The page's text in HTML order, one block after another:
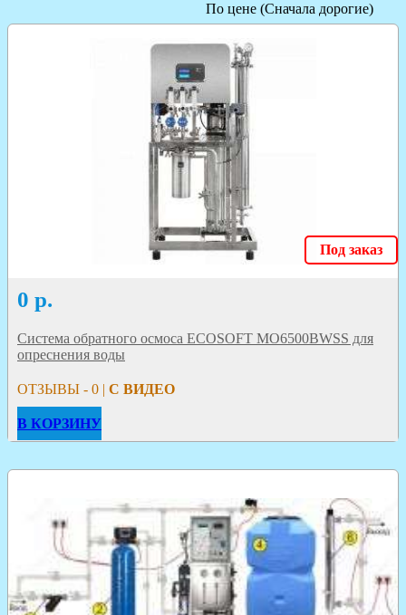
По цене (Сначала дорогие)
Под заказ
0 р.
Система обратного осмоса ECOSOFT МО6500BWSS для
опреснения воды
ОТЗЫВЫ - 0 | С ВИДЕО
В КОРЗИНУ